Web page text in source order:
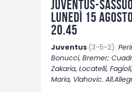
Juventus-
lunedì 15
20.45
Juventus (3-5-2):
Bonucci, Bremer;
Zakaria, Locatelli,
Maria, Vlahovic.